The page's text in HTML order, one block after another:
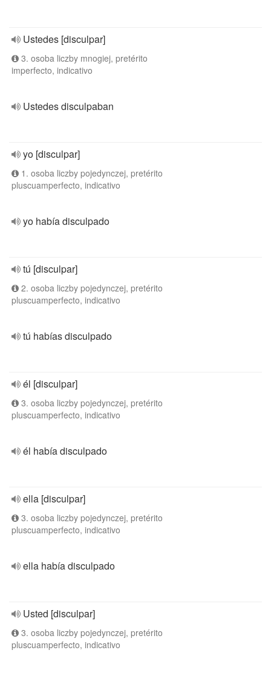
Ustedes [disculpar]
3. osoba liczby mnogiej, pretérito
imperfecto, indicativo
Ustedes disculpaban
yo [disculpar]
1. osoba liczby pojedynczej, pretérito
pluscuamperfecto, indicativo
yo había disculpado
tú [disculpar]
2. osoba liczby pojedynczej, pretérito
pluscuamperfecto, indicativo
tú habías disculpado
él [disculpar]
3. osoba liczby pojedynczej, pretérito
pluscuamperfecto, indicativo
él había disculpado
ella [disculpar]
3. osoba liczby pojedynczej, pretérito
pluscuamperfecto, indicativo
ella había disculpado
Usted [disculpar]
3. osoba liczby pojedynczej, pretérito
pluscuamperfecto, indicativo